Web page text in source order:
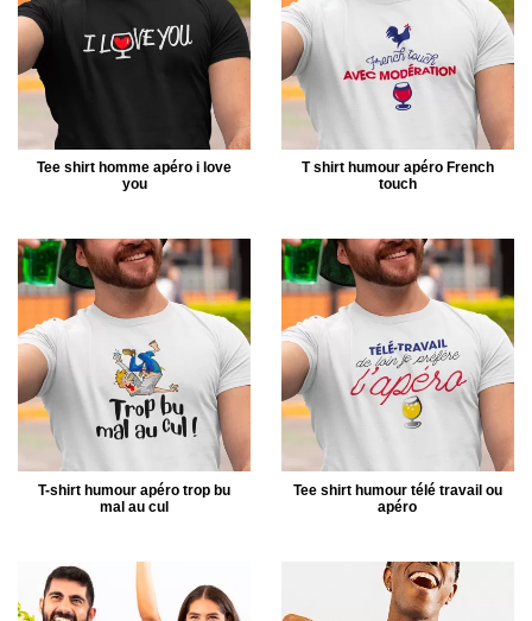
Tee shirt homme apéro i love
you
T shirt humour apéro French
touch
T-shirt humour apéro trop bu
mal au cul
Tee shirt humour télé travail ou
apéro